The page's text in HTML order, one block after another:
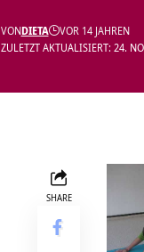
ZULETZT AKTUALISIERT: 24.
VONDIETA VOR 14 JAHREN
SHARE